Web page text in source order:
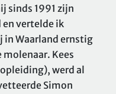
sinds 1991 zijn
vertelde ik
in Waarland ernstig
molenaar. Kees
werd al
Simon